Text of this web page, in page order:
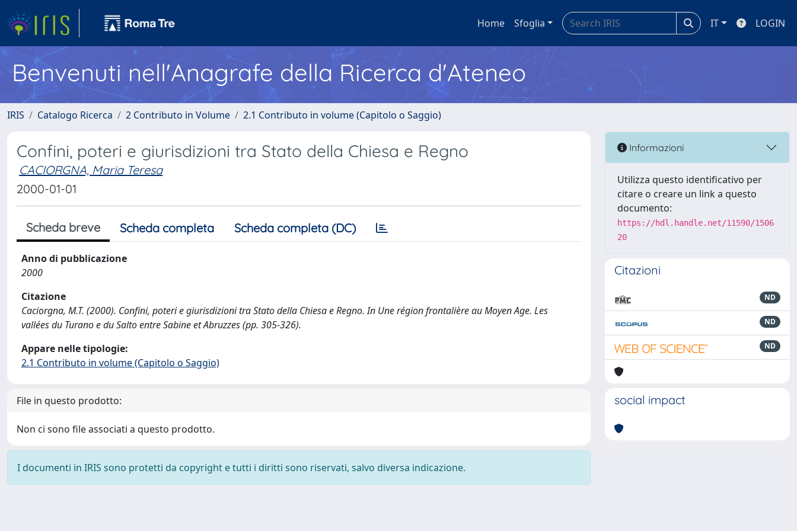
Home Sfoglia IT LOGIN
Benvenuti nell'Anagrafe della Ricerca d'Ateneo
IRIS Catalogo Ricerca 2 Contributo in Volume 2.1 Contributo in volume (Capitolo o Saggio)
Confini, poteri e giurisdizioni tra Stato della Chiesa e Regno
CACIORGNA, Maria Teresa
2000-01-01
Scheda breve Scheda completa Scheda completa (DC)
Anno di pubblicazione
2000
Citazione
Caciorgna, M.T. (2000). Confini, poteri e giurisdizioni tra Stato della Chiesa e Regno. In Une région frontalière au Moyen Age. Les
vallées du Turano e du Salto entre Sabine et Abruzzes (pp. 305-326).
Appare nelle tipologie:
2.1 Contributo in volume (Capitolo o Saggio)
File in questo prodotto:
Non ci sono file associati a questo prodotto.
I documenti in IRIS sono protetti da copyright e tutti i diritti sono riservati, salvo diversa indicazione.
Informazioni
Utilizza questo identificativo per
citare o creare un link a questo
documento:
https://hdl.handle.net/11590/1506
20
Citazioni
ND
ND
ND
social impact